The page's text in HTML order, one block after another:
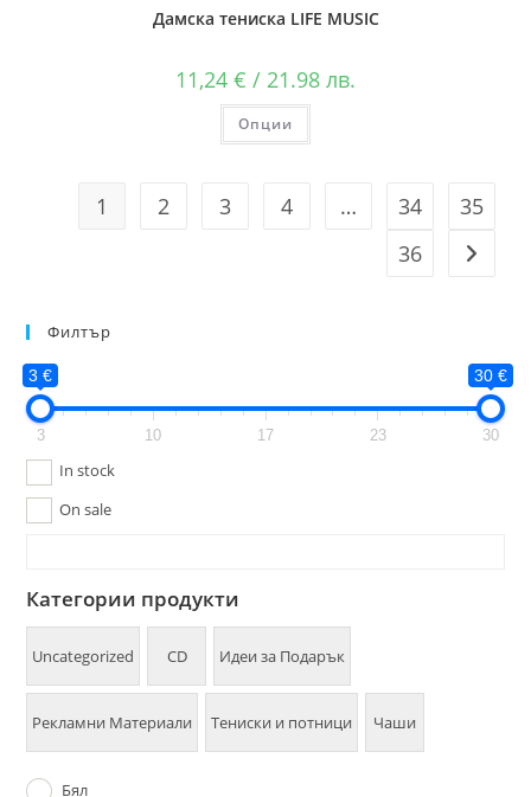
Дамска тениска LIFE MUSIC
11,24 € / 21.98 лв.
Опции
1 2 3 4 … 34
35
36
Филтър
3 € 30 €
3 10 17 23 30
In stock
On sale
Категории продукти
Uncategorized CD Идеи за Подарък
Рекламни Материали Тениски и потници Чаши
Бял